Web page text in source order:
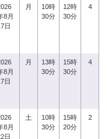
8月
日
月
10時
30分
12時
30分
4
8月
日
月
13時
30分
15時
30分
4
8月
日
土
10時
30分
15時
20分
2